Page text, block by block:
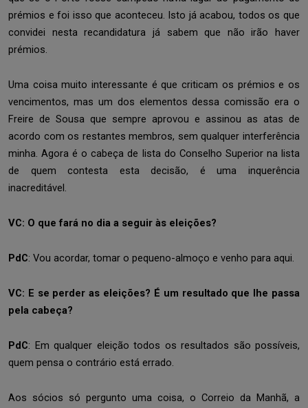
prémios e foi isso que aconteceu. Isto já acabou, todos os que
convidei nesta recandidatura já sabem que não irão haver
prémios.
Uma coisa muito interessante é que criticam os prémios e os
vencimentos, mas um dos elementos dessa comissão era o
Freire de Sousa que sempre aprovou e assinou as atas de
acordo com os restantes membros, sem qualquer interferência
minha. Agora é o cabeça de lista do Conselho Superior na lista
de quem contesta esta decisão, é uma inquerência
inacreditável.
VC: O que fará no dia a seguir às eleições?
PdC: Vou acordar, tomar o pequeno-almoço e venho para aqui.
VC: E se perder as eleições? É um resultado que lhe passa
pela cabeça?
PdC: Em qualquer eleição todos os resultados são possíveis,
quem pensa o contrário está errado.
Aos sócios só pergunto uma coisa, o Correio da Manhã, a